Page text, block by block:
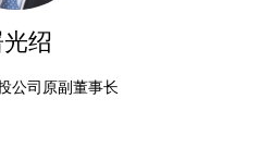
光绍
公司原副董事长